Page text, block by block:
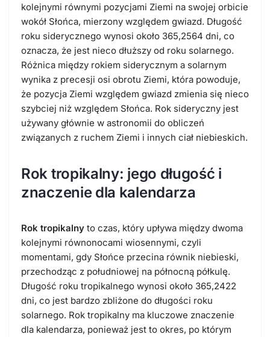
kolejnymi równymi pozycjami Ziemi na swojej orbicie
wokół Słońca, mierzony względem gwiazd. Długość
roku siderycznego wynosi około 365,2564 dni, co
oznacza, że jest nieco dłuższy od roku solarnego.
Różnica między rokiem siderycznym a solarnym
wynika z precesji osi obrotu Ziemi, która powoduje,
że pozycja Ziemi względem gwiazd zmienia się nieco
szybciej niż względem Słońca. Rok sideryczny jest
używany głównie w astronomii do obliczeń
związanych z ruchem Ziemi i innych ciał niebieskich.
Rok tropikalny: jego długość i
znaczenie dla kalendarza
Rok tropikalny to czas, który upływa między dwoma
kolejnymi równonocami wiosennymi, czyli
momentami, gdy Słońce przecina równik niebieski,
przechodząc z południowej na północną półkulę.
Długość roku tropikalnego wynosi około 365,2422
dni, co jest bardzo zbliżone do długości roku
solarnego. Rok tropikalny ma kluczowe znaczenie
dla kalendarza, ponieważ jest to okres, po którym